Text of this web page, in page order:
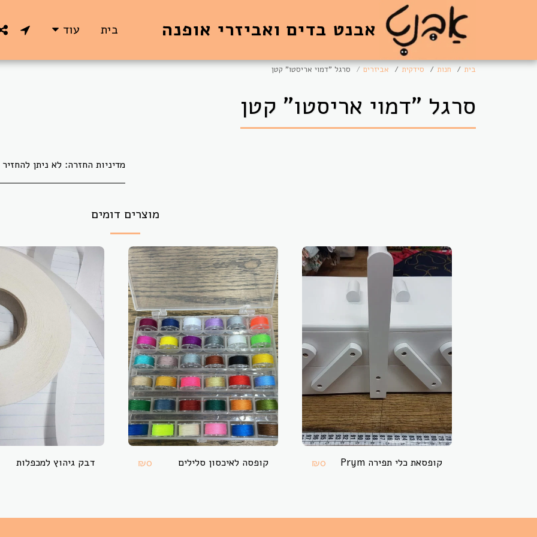
אבנט בדים ואביזרי אופנה בית עוד
בית חנות סידקית אביזרים סרגל "דמוי אריסטו" קטן
סרגל "דמוי אריסטו" קטן
מדיניות החזרה: לא ניתן להחזיר או להחליף בדים אשר גוזרו לפי הזמנת
מוצרים דומים
קופסאת כלי תפירה Prym ₪0 קופסה לאיכסון סלילים ₪0 דבק גיהוץ למכפלות